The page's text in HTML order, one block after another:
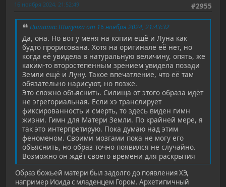
#2955
16 ноября 2024, 21:52:49
Цитата: Шипучка от 16 ноября 2024, 21:43:32
Да, она. Но вот у меня на копии ещё и Луна как
будто прорисована. Хотя на оригинале её нет, но
когда её увидела в натуральную величину, опять, же
каким-то второстепенным зрением увидела позади
Земли ещё и Луну. Такое впечатление, что её там
обязательно нарисуют, но позже.
Это сложно объяснить. Силища от этого образа идёт
не эгрегориальная. Если хэ транслирует
фиксированность и смерть, то здесь виден гимн
жизни. Гимн для Матери Земли. По крайней мере, я
так это интерпретирую. Пока думаю над этим
феноменом. Своими мозгами пока не могу его
объяснить, но образ точно появился не случайно.
Возможно он ждёт своего времени для раскрытия
Образ божьей матери был задолго до появления ХЭ,
например Исида с младенцем Гором. Архетипичный